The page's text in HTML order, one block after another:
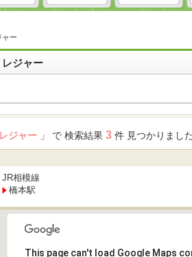
ャー
ジャー
ジャー 」 で 検索結果 3 件 見つかりまし
JR相模線
橋本駅
This page can't load Google Maps